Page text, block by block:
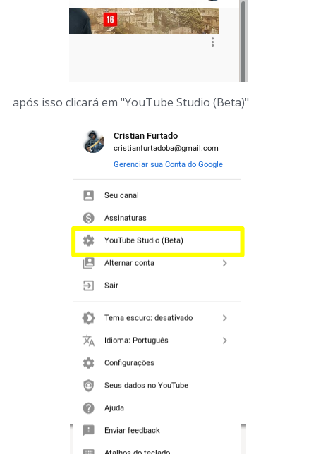
após isso clicará em "YouTube Studio (Beta)"